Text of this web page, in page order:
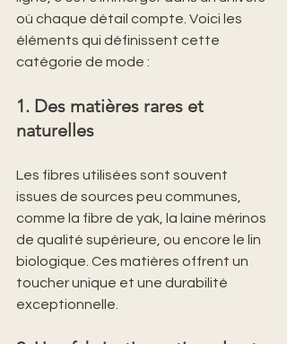
où chaque détail compte. Voici les
éléments qui définissent cette
catégorie de mode :
1. Des matières rares et
naturelles
Les fibres utilisées sont souvent
issues de sources peu communes,
comme la fibre de yak, la laine mérinos
de qualité supérieure, ou encore le lin
biologique. Ces matières offrent un
toucher unique et une durabilité
exceptionnelle.